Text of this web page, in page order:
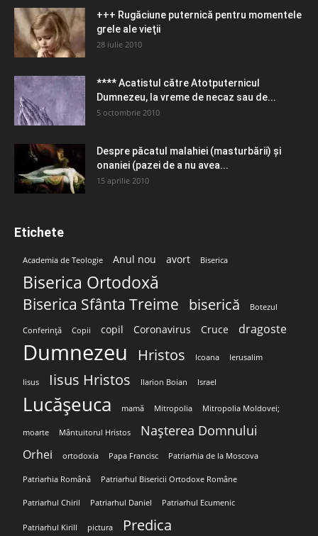
+++ Rugăciune puternică pentru momentele
grele ale vieţii
28 iulie 2010
**** Acatistul către Atotputernicul
Dumnezeu, la vreme de necaz sau de...
5 octombrie 2010
Despre păcatul malahiei (masturbării) şi
onaniei (pazei de a nu avea...
15 aprilie 2010
Etichete
Academia de Teologie Anul nou avort Biserica
Biserica Ortodoxă
Biserica Sfânta Treime biserică Botezul
Conferință Copii copil Coronavirus Cruce dragoste
Dumnezeu Hristos Icoana Ierusalim
Iisus Iisus Hristos Ilarion Boian Israel
Lucășeuca mamă Mitropolia Mitropolia Moldovei;
moarte Mântuitorul Hristos Nașterea Domnului
Orhei ortodoxia Papa Francisc Patriarhia de la Moscova
Patriarhia Română Patriarhul Bisericii Ortodoxe Române
Patriarhul Chiril Patriarhul Daniel Patriarhul Ecumenic
Patriarhul Kirill pictura Predica